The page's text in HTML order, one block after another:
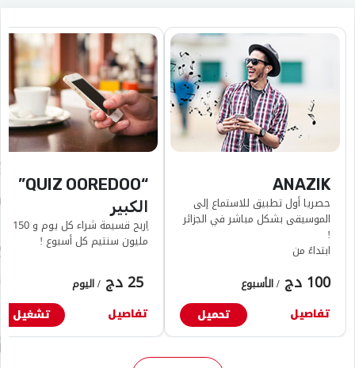
ANAZIK
حصريا أول تطبيق للاستماع إلى
الموسيقى بشكل مباشر في الجزائر
!
ابتداءً من
100 دج
/ الأسبوع
تفاصيل
تحميل
“QUIZ OOREDOO”
الكبير
اِربح قسيمة شراء كل يوم و 150
مليون سنتيم كل أسبوع !
/ اليوم
تفاصيل​
تشغيل